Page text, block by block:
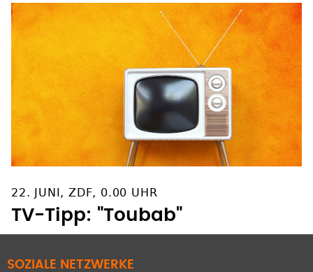
22. JUNI, ZDF, 0.00 UHR
TV-Tipp: "Toubab"
SOZIALE NETZWERKE